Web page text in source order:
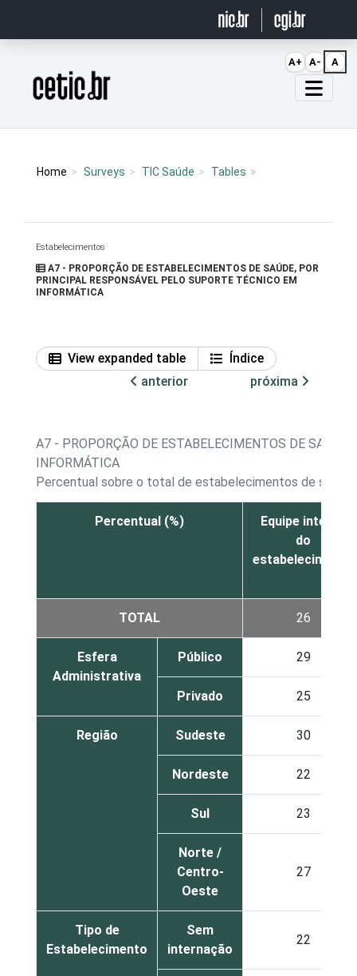
Página inicial
Home Surveys TIC Saúde Tables
Estabelecimentos
A7 - PROPORÇÃO DE ESTABELECIMENTOS DE SAÚDE, POR
PRINCIPAL RESPONSÁVEL PELO SUPORTE TÉCNICO EM
INFORMÁTICA
View expanded table
Índice
anterior
próxima
A7 - PROPORÇÃO DE ESTABELECIMENTOS DE
INFORMÁTICA
Percentual sobre o total de estabelecimentos de
Percentual (%)
Equipe interna
do
estabelecimento
TOTAL 26
Esfera
Administrativa
Público 29
Privado 25
Região Sudeste 30
Nordeste 22
Sul 23
Norte /
Centro-
Oeste
27
Tipo de
Estabelecimento
Sem
internação
22
A+ A- A